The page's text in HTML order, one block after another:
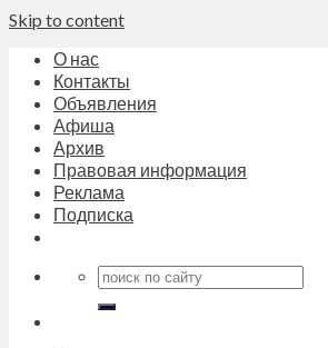
Skip to content
О нас
Контакты
Объявления
Афиша
Архив
Правовая информация
Реклама
Подписка